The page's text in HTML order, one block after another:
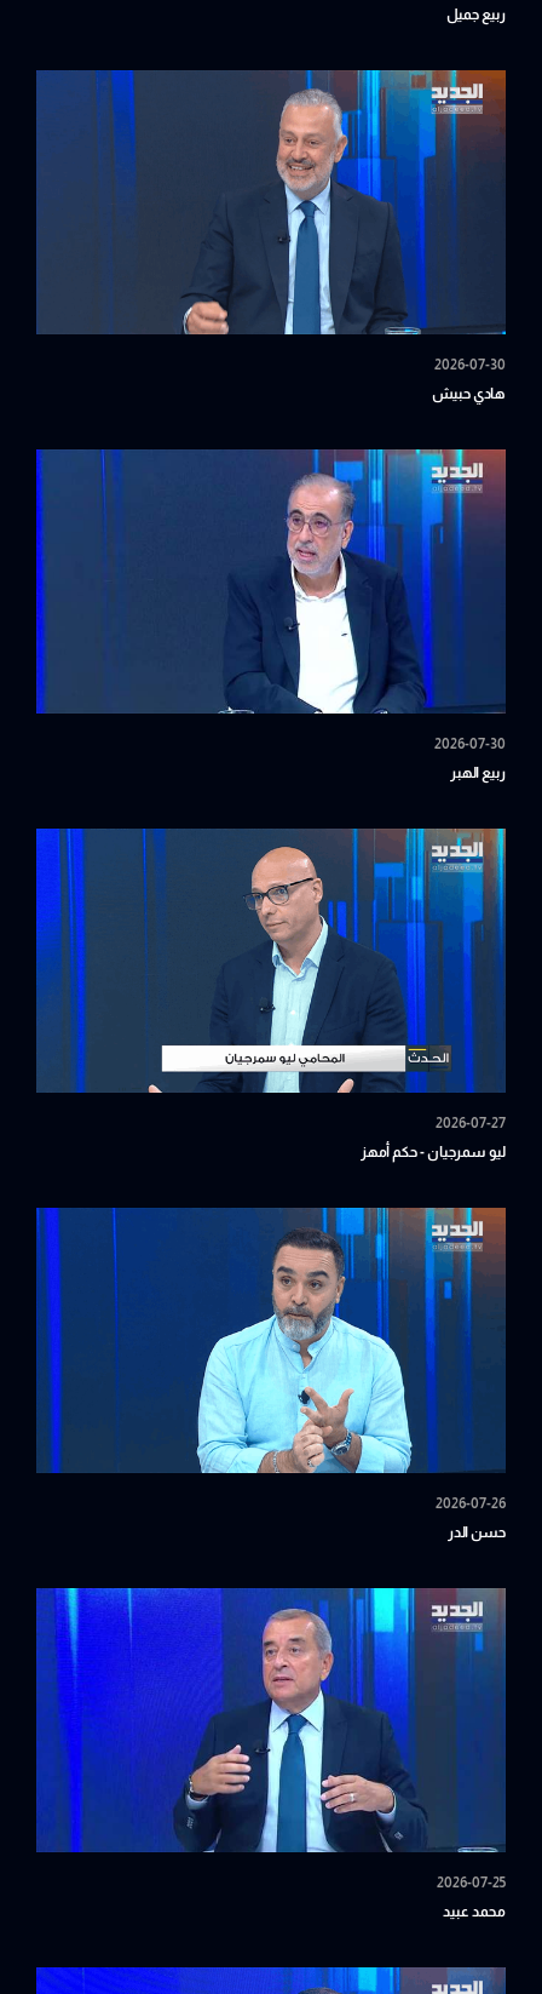
ربيع جميل
2026-07-30
هادي حبيش
2026-07-30
ربيع الهبر
2026-07-27
ليو سمرجيان - حكم أمهز
2026-07-26
حسن الدر
2026-07-25
محمد عبيد